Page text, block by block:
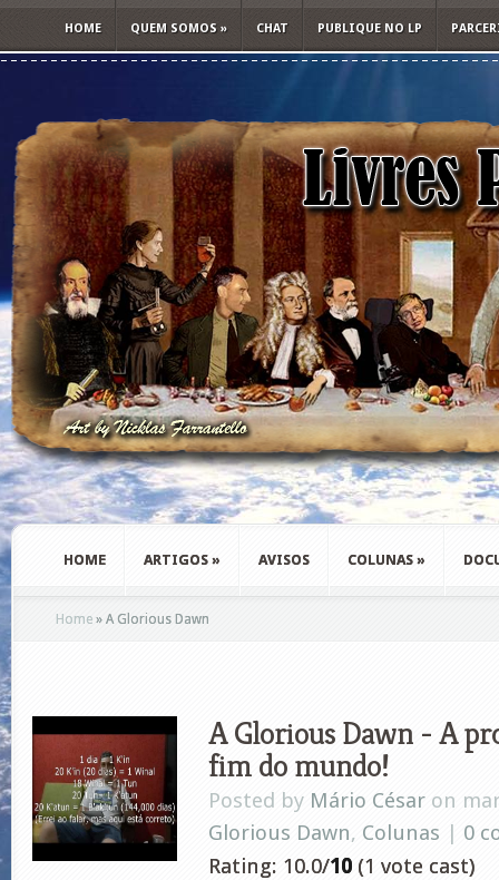
HOME QUEM SOMOS » CHAT PUBLIQUE NO LP
HOME ARTIGOS » AVISOS COLUNAS »
Home » A Glorious Dawn
A Glorious Dawn - A
fim do mundo!
Posted by Mário César on
Glorious Dawn, Colunas | 0
Rating: 10.0/10 (1 vote cast)